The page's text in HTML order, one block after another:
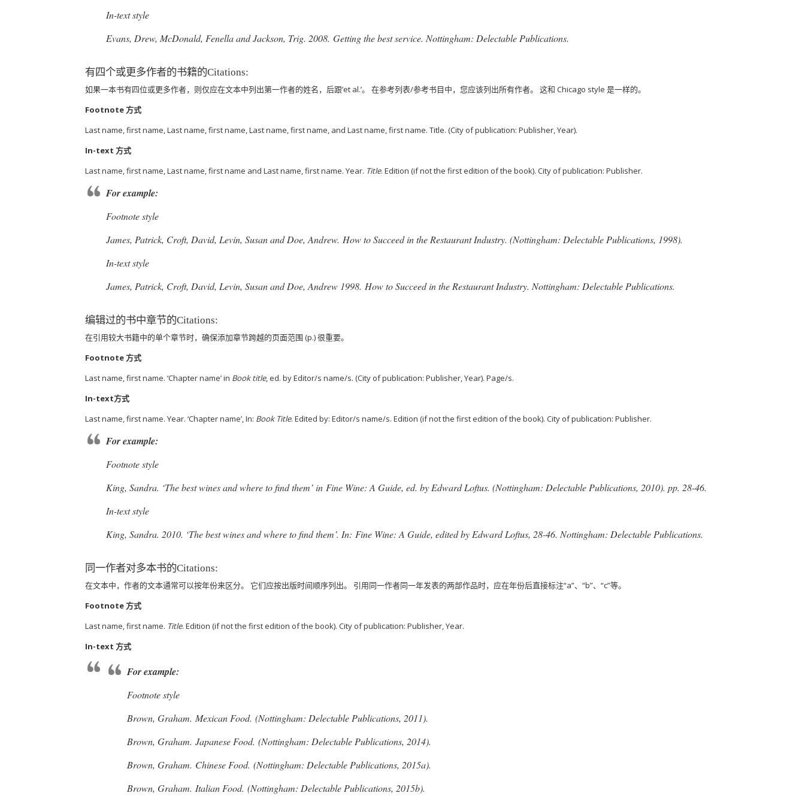
In-text style
Evans, Drew, McDonald, Fenella and Jackson, Trig. 2008. Getting the best service. Nottingham: Delectable Publications.
有四个或更多作者的书籍的Citations:
如果一本书有四位或更多作者，则仅应在文本中列出第一作者的姓名，后跟’et al.’。 在参考列表/参考书目中，您应该列出所有作者。
这和 Chicago style 是一样的。
Footnote 方式
Last name, first name, Last name, first name, Last name, first name, and Last name, first name. Title. (City of publication: Publisher, Year).
In-text 方式
Last name, first name, Last name, first name and Last name, first name. Year. Title. Edition (if not the first edition of the book). City of publication: Publisher.
For example:
Footnote style
James, Patrick, Croft, David, Levin, Susan and Doe, Andrew. How to Succeed in the Restaurant Industry. (Nottingham: Delectable Publications, 1998).
In-text style
James, Patrick, Croft, David, Levin, Susan and Doe, Andrew 1998. How to Succeed in the Restaurant Industry. Nottingham: Delectable Publications.
编辑过的书中章节的Citations:
在引用较大书籍中的单个章节时，确保添加章节跨越的页面范围 (p.) 很重要。
Footnote 方式
Last name, first name. ‘Chapter name’ in Book title, ed. by Editor/s name/s. (City of publication: Publisher, Year). Page/s.
In-text方式
Last name, first name. Year. ‘Chapter name’, In: Book Title. Edited by: Editor/s name/s. Edition (if not the first edition of the book). City of publication: Publisher.
For example:
Footnote style
King, Sandra. ‘The best wines and where to find them’ in Fine Wine: A Guide, ed. by Edward Loftus. (Nottingham: Delectable Publications, 2010). pp. 28-46.
In-text style
King, Sandra. 2010. ‘The best wines and where to find them’. In: Fine Wine: A Guide, edited by Edward Loftus, 28-46. Nottingham: Delectable Publications.
同一作者对多本书的Citations:
在文本中，作者的文本通常可以按年份来区分。 它们应按出版时间顺序列出。
引用同一作者同一年发表的两部作品时，应在年份后直接标注“a”、“b”、“c”等。
Footnote 方式
Last name, first name. Title. Edition (if not the first edition of the book). City of publication: Publisher, Year.
In-text 方式
For example:
Footnote style
Brown, Graham. Mexican Food. (Nottingham: Delectable Publications, 2011).
Brown, Graham. Japanese Food. (Nottingham: Delectable Publications, 2014).
Brown, Graham. Chinese Food. (Nottingham: Delectable Publications, 2015a).
Brown, Graham. Italian Food. (Nottingham: Delectable Publications, 2015b).